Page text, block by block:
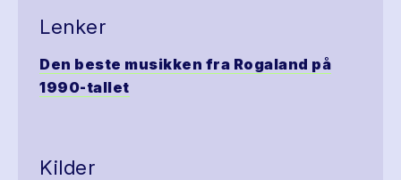
Lenker
Den beste musikken fra Rogaland på
1990-tallet
Kilder